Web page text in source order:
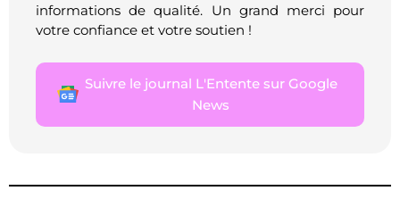
informations de qualité. Un grand merci pour
votre confiance et votre soutien !
Suivre le journal L'Entente sur Google
News